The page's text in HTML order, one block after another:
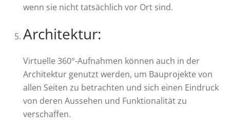
wenn sie nicht tatsächlich vor Ort sind.
Architektur:
Virtuelle 360°-Aufnahmen können auch in der
Architektur genutzt werden, um Bauprojekte von
allen Seiten zu betrachten und sich einen Eindruck
von deren Aussehen und Funktionalität zu
verschaffen.